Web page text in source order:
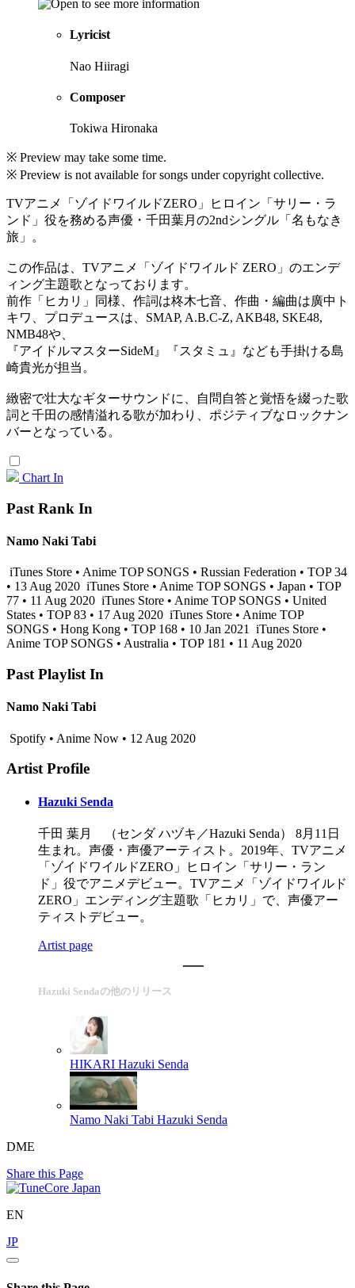
Lyricist
Nao Hiiragi
Composer
Tokiwa Hironaka
※ Preview may take some time.
※ Preview is not available for songs under copyright collective.
TVアニメ「ゾイドワイルドZERO」ヒロイン「サリー・ラ
ンド」役を務める声優・千田葉月の2ndシングル「名もなき
旅」。
この作品は、TVアニメ「ゾイドワイルド ZERO」のエンデ
ィング主題歌となっております。
前作「ヒカリ」同様、作詞は柊木七音、作曲・編曲は廣中ト
キワ、プロデュースは、SMAP, A.B.C-Z, AKB48, SKE48,
NMB48や、
『アイドルマスターSideM』『スタミュ』なども手掛ける島
崎貴光が担当。
緻密で壮大なギターサウンドに、自問自答と覚悟を綴った歌
詞と千田の感情溢れる歌が加わり、ポジティブなロックナン
バーとなっている。
Chart In
Past Rank In
Namo Naki Tabi
iTunes Store • Anime TOP SONGS • Russian Federation • TOP 34
• 13 Aug 2020 iTunes Store • Anime TOP SONGS • Japan • TOP
77 • 11 Aug 2020 iTunes Store • Anime TOP SONGS • United
States • TOP 83 • 17 Aug 2020 iTunes Store • Anime TOP
SONGS • Hong Kong • TOP 168 • 10 Jan 2021 iTunes Store •
Anime TOP SONGS • Australia • TOP 181 • 11 Aug 2020
Past Playlist In
Namo Naki Tabi
Spotify • Anime Now • 12 Aug 2020
Artist Profile
Hazuki Senda
千田 葉月 （センダ ハヅキ／Hazuki Senda） 8月11日
生まれ。声優・声優アーティスト。2019年、TVアニメ
「ゾイドワイルドZERO」ヒロイン「サリー・ラン
ド」役でアニメデビュー。TVアニメ「ゾイドワイルド
ZERO」エンディング主題歌「ヒカリ」で、声優アー
ティストデビュー。
Artist page
Hazuki Sendaの他のリリース
HIKARI Hazuki Senda
Namo Naki Tabi Hazuki Senda
DME
Share this Page
EN
JP